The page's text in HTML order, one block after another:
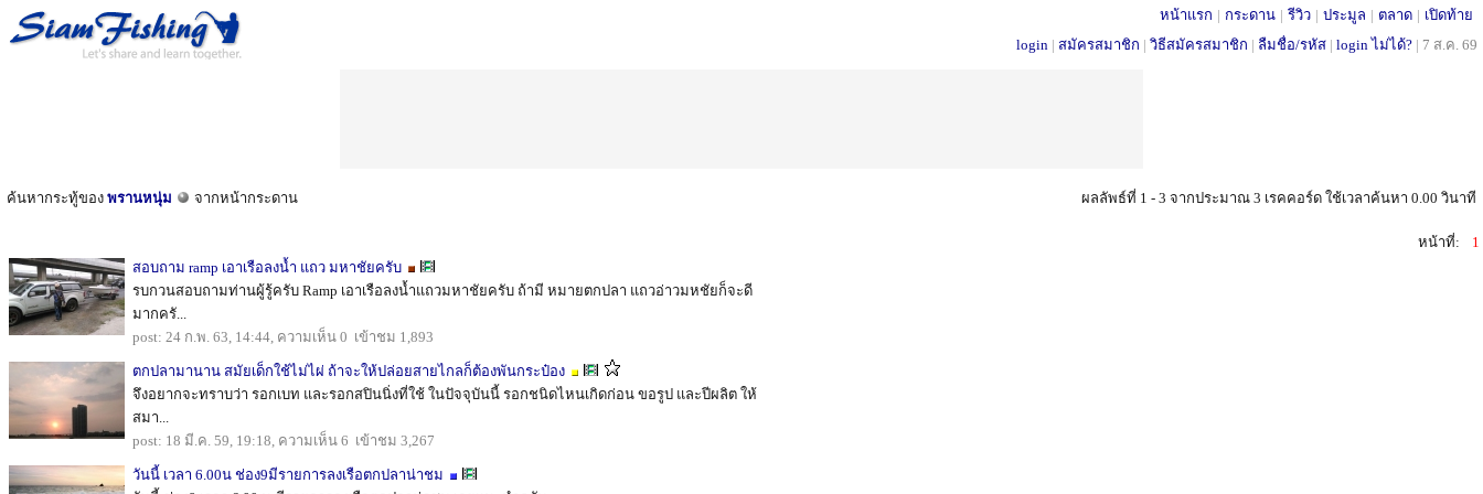
หน้าแรก | กระดาน | รีวิว | ประมูล | ตลาด | เปิดท้าย
login | สมัครสมาชิก | วิธีสมัครสมาชิก | ลืมชื่อ/รหัส | login ไม่ได้? | 7 ส.ค. 69
ค้นหากระทู้ของ พรานหนุ่ม จากหน้ากระดาน ผลลัพธ์ที่ 1 - 3 จากประมาณ 3 เรคคอร์ด ใช้เวลาค้นหา 0.00 วินาที
หน้าที่:
1
สอบถาม ramp เอาเรือลงน้ำ แถว มหาชัยครับ
รบกวนสอบถามท่านผู้รู้ครับ Ramp เอาเรือลงน้ำแถวมหาชัยครับ ถ้ามี หมายตกปลา แถวอ่าวมหชัยก็จะดี
มากครั...
post: 24 ก.พ. 63, 14:44, ความเห็น 0 เข้าชม 1,893
ตกปลามานาน สมัยเด็กใช้ไม่ไผ่ ถ้าจะให้ปล่อยสายไกลก็ต้องพันกระป๋อง
จึงอยากจะทราบว่า รอกเบท และรอกสปินนิ่งที่ใช้ ในปัจจุบันนี้ รอกชนิดไหนเกิดก่อน ขอรูป และปีผลิต ให้
สมา...
post: 18 มี.ค. 59, 19:18, ความเห็น 6 เข้าชม 3,267
วันนี้ เวลา 6.00น ช่อง9มีรายการลงเรือตกปลาน่าชม